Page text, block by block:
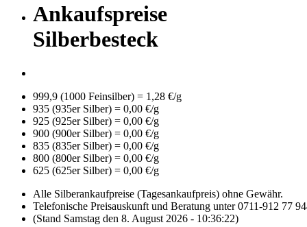
Ankaufspreise
Silberbesteck
999,9 (1000 Feinsilber) = 1,28 €/g
935 (935er Silber) = 0,00 €/g
925 (925er Silber) = 0,00 €/g
900 (900er Silber) = 0,00 €/g
835 (835er Silber) = 0,00 €/g
800 (800er Silber) = 0,00 €/g
625 (625er Silber) = 0,00 €/g
Alle Silberankaufpreise (Tagesankaufpreis) ohne Gewähr.
Telefonische Preisauskunft und Beratung unter 0711-912 77
(Stand Samstag den 8. August 2026 - 10:36:22)